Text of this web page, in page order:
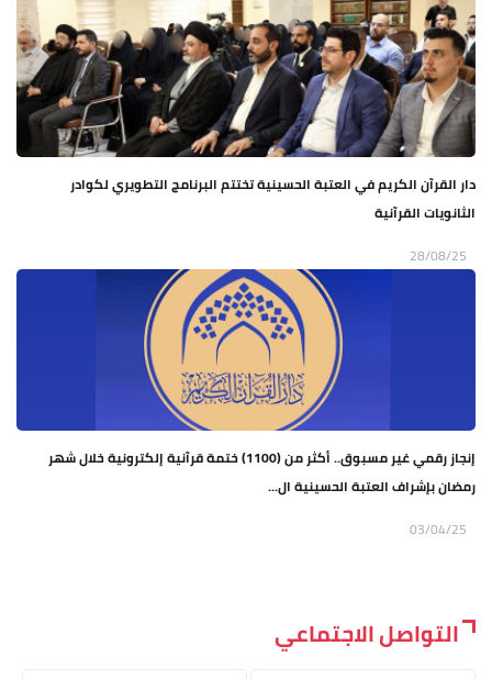
دار القرآن الكريم في العتبة الحسينية تختتم البرنامج التطويري لكوادر
الثانويات القرآنية
28/08/25
إنجاز رقمي غير مسبوق.. أكثر من (1100) ختمة قرآنية إلكترونية خلال شهر
رمضان بإشراف العتبة الحسينية ال...
03/04/25
التواصل الاجتماعي